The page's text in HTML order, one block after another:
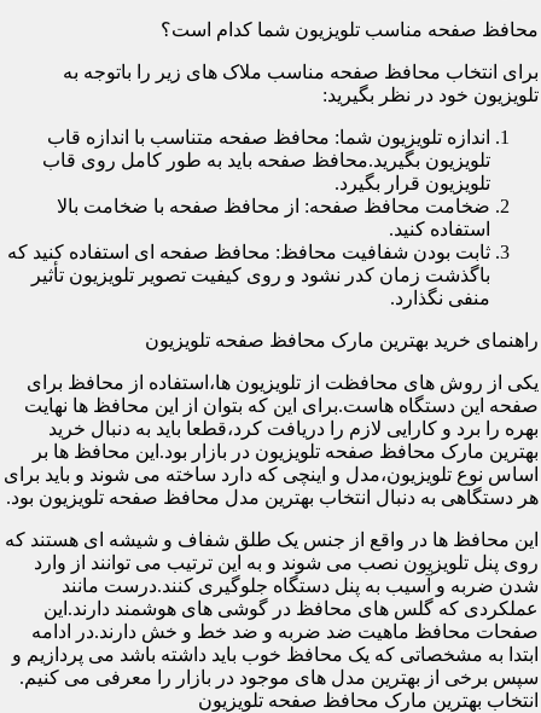
محافظ صفحه مناسب تلویزیون شما کدام است؟
برای انتخاب محافظ صفحه مناسب ملاک های زیر را باتوجه به
تلویزیون خود در نظر بگیرید:
اندازه تلویزیون شما: محافظ صفحه متناسب با اندازه قاب
تلویزیون بگیرید.محافظ صفحه باید به طور کامل روی قاب
تلویزیون قرار بگیرد.
ضخامت محافظ صفحه: از محافظ صفحه با ضخامت بالا
استفاده کنید.
ثابت بودن شفافیت محافظ: محافظ صفحه ای استفاده کنید که
باگذشت زمان کدر نشود و روی کیفیت تصویر تلویزیون تأثیر
منفی نگذارد.
راهنمای خرید بهترین مارک محافظ صفحه تلویزیون
یکی از روش های محافظت از تلویزیون ها،استفاده از محافظ برای
صفحه این دستگاه هاست.برای این که بتوان از این محافظ ها نهایت
بهره را برد و کارایی لازم را دریافت کرد،قطعا باید به دنبال خرید
بهترین مارک محافظ صفحه تلویزیون در بازار بود.این محافظ ها بر
اساس نوع تلویزیون،مدل و اینچی که دارد ساخته می شوند و باید برای
هر دستگاهی به دنبال انتخاب بهترین مدل محافظ صفحه تلویزیون بود.
این محافظ ها در واقع از جنس یک طلق شفاف و شیشه ای هستند که
روی پنل تلویزیون نصب می شوند و به این ترتیب می توانند از وارد
شدن ضربه و آسیب به پنل دستگاه جلوگیری کنند.درست مانند
عملکردی که گلس های محافظ در گوشی های هوشمند دارند.این
صفحات محافظ ماهیت ضد ضربه و ضد خط و خش دارند.در ادامه
ابتدا به مشخصاتی که یک محافظ خوب باید داشته باشد می پردازیم و
سپس برخی از بهترین مدل های موجود در بازار را معرفی می کنیم.
انتخاب بهترین مارک محافظ صفحه تلویزیون